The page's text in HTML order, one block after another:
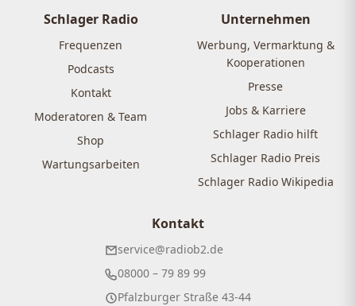
Schlager Radio
Frequenzen
Podcasts
Kontakt
Moderatoren & Team
Shop
Wartungsarbeiten
Unternehmen
Werbung, Vermarktung &
Kooperationen
Presse
Jobs & Karriere
Schlager Radio hilft
Schlager Radio Preis
Schlager Radio Wikipedia
Kontakt
service@radiob2.de
08000 – 79 89 99
Pfalzburger Straße 43-44